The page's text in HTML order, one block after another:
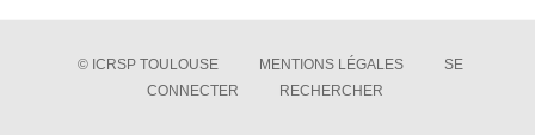
© ICRSP TOULOUSE MENTIONS LÉGALES
SE
CONNECTER
RECHERCHER